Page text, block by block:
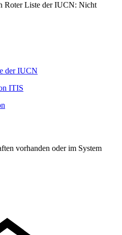
Roter Liste der IUCN: Nicht
der IUCN
ITIS
vorhanden oder im System